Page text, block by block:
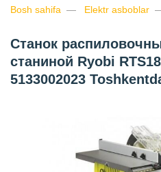
Bosh sahifa Elektr asboblar
Станок
станиной Ryobi
5133002023